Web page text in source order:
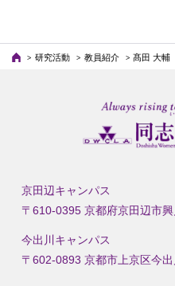
研究活動 教員紹介 髙田 大輔
京田辺キャンパス
〒610-0395 京都府京田辺市興
今出川キャンパス
〒602-0893 京都市上京区今